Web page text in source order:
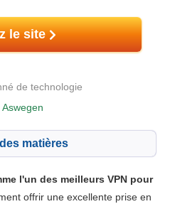
le site
de technologie
matières
9.6
l'un des meilleurs VPN pour
offrir une excellente prise en